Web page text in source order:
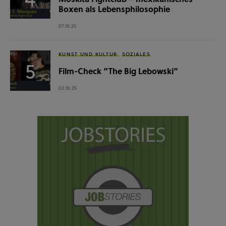
Boxen als Lebensphilosophie
07.10.25
KUNST UND KULTUR SOZIALES
Film-Check “The Big Lebowski”
02.10.25